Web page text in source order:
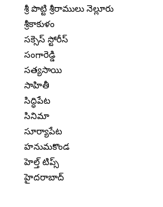
శ్రీ పొట్టి శ్రీరాములు నెల్లూరు
శ్రీకాకుళం
సక్సెస్ స్టోరీస్
సంగారెడ్డి
సత్యసాయి
సాహితీ
సిద్ధిపేట
సినిమా
సూర్యాపేట
హనుమకొండ
హెల్త్ టిప్స్
హైదరాబాద్